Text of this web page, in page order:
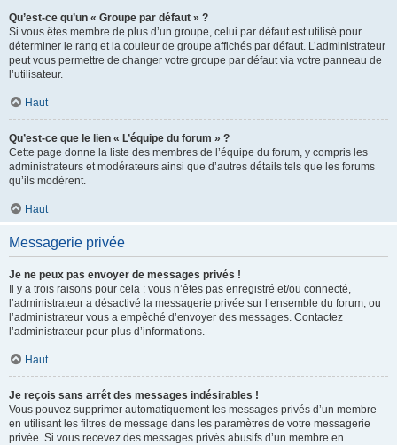
Qu’est-ce qu’un « Groupe par défaut » ?
Si vous êtes membre de plus d’un groupe, celui par défaut est utilisé pour
déterminer le rang et la couleur de groupe affichés par défaut. L’administrateur
peut vous permettre de changer votre groupe par défaut via votre panneau de
l’utilisateur.
Haut
Qu’est-ce que le lien « L’équipe du forum » ?
Cette page donne la liste des membres de l’équipe du forum, y compris les
administrateurs et modérateurs ainsi que d’autres détails tels que les forums
qu’ils modèrent.
Haut
Messagerie privée
Je ne peux pas envoyer de messages privés !
Il y a trois raisons pour cela : vous n’êtes pas enregistré et/ou connecté,
l’administrateur a désactivé la messagerie privée sur l’ensemble du forum, ou
l’administrateur vous a empêché d’envoyer des messages. Contactez
l’administrateur pour plus d’informations.
Haut
Je reçois sans arrêt des messages indésirables !
Vous pouvez supprimer automatiquement les messages privés d’un membre
en utilisant les filtres de message dans les paramètres de votre messagerie
privée. Si vous recevez des messages privés abusifs d’un membre en